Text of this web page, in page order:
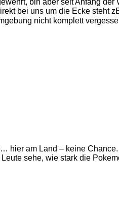
bin aber seit Anfang
bei uns um die Ecke
nicht komplett
hier am Land – keine
sehe, wie stark die